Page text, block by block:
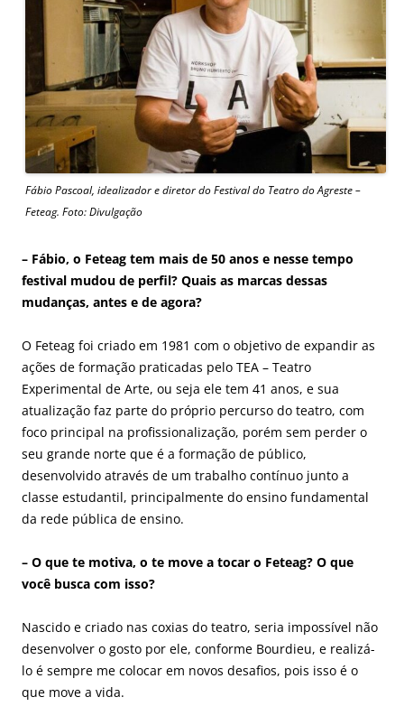
Fábio Pascoal, idealizador e diretor do Festival do Teatro do Agreste –
Feteag. Foto: Divulgação
– Fábio, o Feteag tem mais de 50 anos e nesse tempo
festival mudou de perfil? Quais as marcas dessas
mudanças, antes e de agora?
O Feteag foi criado em 1981 com o objetivo de expandir as
ações de formação praticadas pelo TEA – Teatro
Experimental de Arte, ou seja ele tem 41 anos, e sua
atualização faz parte do próprio percurso do teatro, com
foco principal na profissionalização, porém sem perder o
seu grande norte que é a formação de público,
desenvolvido através de um trabalho contínuo junto a
classe estudantil, principalmente do ensino fundamental
da rede pública de ensino.
– O que te motiva, o te move a tocar o Feteag? O que
você busca com isso?
Nascido e criado nas coxias do teatro, seria impossível não
desenvolver o gosto por ele, conforme Bourdieu, e realizá-
lo é sempre me colocar em novos desafios, pois isso é o
que move a vida.